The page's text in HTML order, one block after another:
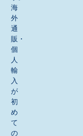
海
外
通
販・
個
人
輸
入
が
初
め
て
の